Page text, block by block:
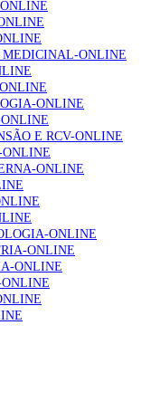
Forense. “Da
e cada profissional faz
do Podcast
Cardíaca” da
de utentes
nova regras do
de rastreio do
e representam um
para os sistemas de
MEDICINAL-ONLINE
ONLINE
E RCV-ONLINE
ONLINE
ONLINE
ONLINE
ONLINE
ONLINE